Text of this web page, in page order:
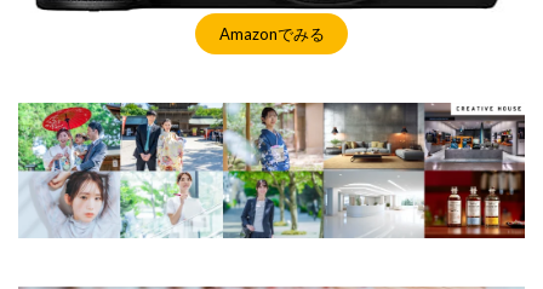
Amazonでみる